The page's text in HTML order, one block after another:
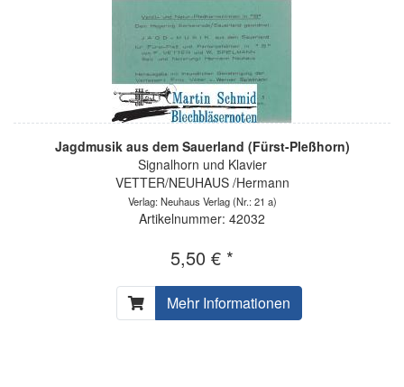
Jagdmusik aus dem Sauerland (Fürst-Pleßhorn)
Signalhorn und Klavier
VETTER/NEUHAUS /Hermann
Verlag: Neuhaus Verlag(Nr.: 21 a)
Artikelnummer: 42032
5,50 € *
Mehr Informationen